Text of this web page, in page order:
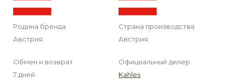
Родина бренда
Австрия
Страна производства
Австрия
Обмен и возврат
7 дней
Официальный дилер
Kahles